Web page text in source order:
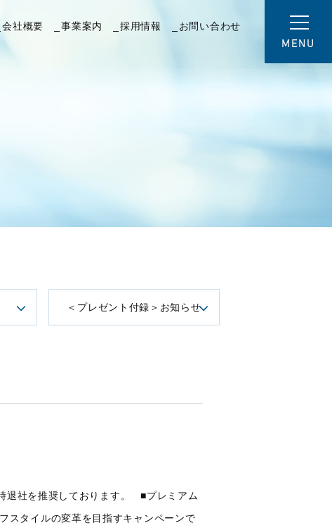
会社概要 事業案内 採用情報
お問い合わせ
MENU
＜プレゼント付録＞お知らせ
退社を推奨しております。 ■プレミアム
スタイルの変革を目指すキャンペーンで